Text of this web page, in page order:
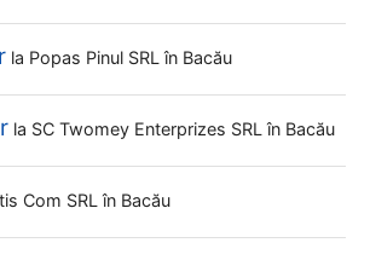
la Popas Pinul SRL în Bacău
la SC Twomey Enterprizes SRL în Bacău
Com SRL în Bacău